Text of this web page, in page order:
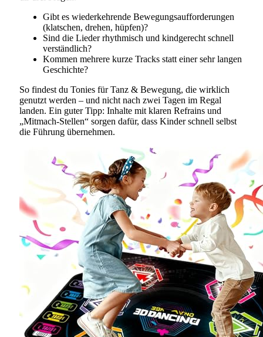
Gibt es wiederkehrende Bewegungsaufforderungen
(klatschen, drehen, hüpfen)?
Sind die Lieder rhythmisch und kindgerecht schnell
verständlich?
Kommen mehrere kurze Tracks statt einer sehr langen
Geschichte?
So findest du Tonies für Tanz & Bewegung, die wirklich
genutzt werden – und nicht nach zwei Tagen im Regal
landen. Ein guter Tipp: Inhalte mit klaren Refrains und
„Mitmach-Stellen“ sorgen dafür, dass Kinder schnell selbst
die Führung übernehmen.